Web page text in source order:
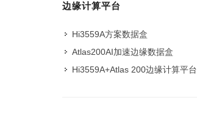
边缘计算平台
Hi3559A方案数据盒
Atlas200AI加速边缘数据盒
Hi3559A+Atlas 200边缘计算平台